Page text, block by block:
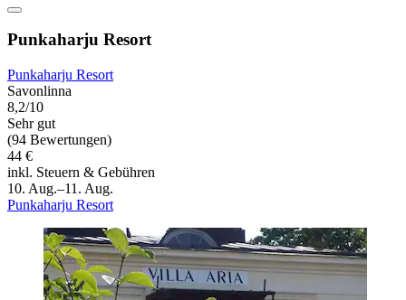
Punkaharju Resort
Punkaharju Resort
Savonlinna
8,2/10
Sehr gut
(94 Bewertungen)
44 €
inkl. Steuern & Gebühren
10. Aug.–11. Aug.
Punkaharju Resort